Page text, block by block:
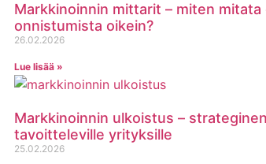
Markkinoinnin mittarit – miten mitata
onnistumista oikein?
26.02.2026
Lue lisää »
Markkinoinnin ulkoistus –
tavoitteleville yrityksille
25.02.2026